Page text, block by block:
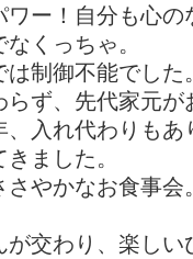
ー！自分も心の
くっちゃ。
は制御不能でした
ず、先代家元
入れ代わりも
ました。
やかなお食事会
交わり、楽し